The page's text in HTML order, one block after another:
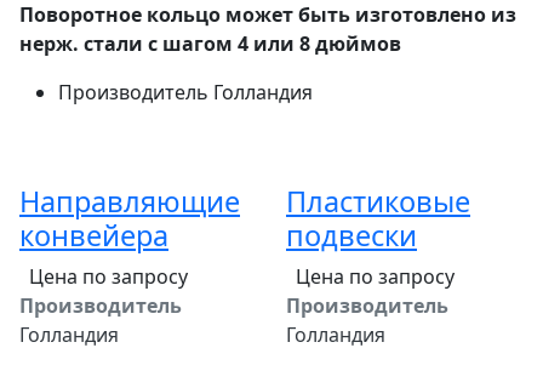
Поворотное кольцо может быть изготовлено из
нерж. стали с шагом 4 или 8 дюймов
Производитель Голландия
Направляющие
конвейера
Цена по запросу
Производитель
Голландия
Пластиковые
подвески
Цена по запросу
Производитель
Голландия